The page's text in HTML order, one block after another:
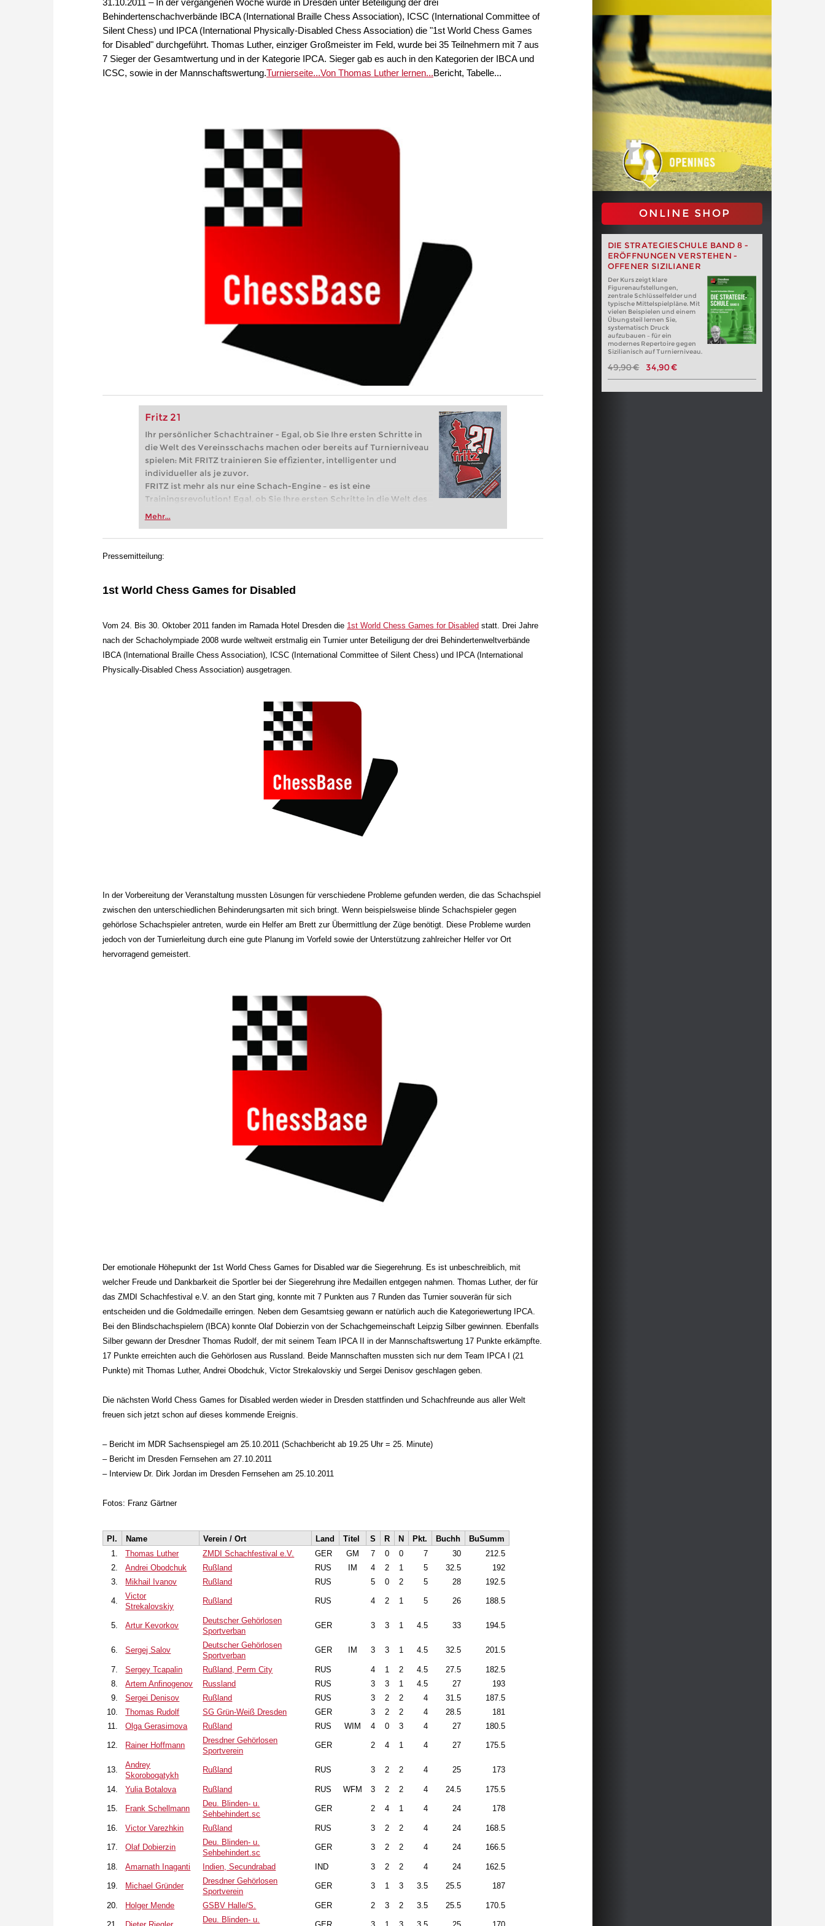
Behindertenschachverbände IBCA (International Braille Chess Association), ICSC (International Committee of
Silent Chess) und IPCA (International Physically-Disabled Chess Association) die "1st World Chess Games
for Disabled" durchgeführt. Thomas Luther, einziger Großmeister im Feld, wurde bei 35 Teilnehmern mit 7 aus
7 Sieger der Gesamtwertung und in der Kategorie IPCA. Sieger gab es auch in den Kategorien der IBCA und
ICSC, sowie in der Mannschaftswertung.Turnierseite...Von Thomas Luther lernen...Bericht, Tabelle...
Fritz 21
Ihr persönlicher Schachtrainer - Egal, ob Sie Ihre ersten Schritte in
die Welt des Vereinsschachs machen oder bereits auf Turnierniveau
spielen: Mit FRITZ trainieren Sie effizienter, intelligenter und
individueller als je zuvor.
FRITZ ist mehr als nur eine Schach-Engine – es ist eine
Trainingsrevolution! Egal, ob Sie Ihre ersten Schritte in die Welt des
Vereinsschachs machen oder bereits auf Turnierniveau spielen: Mit
zuvor.
Mehr...
ONLINE SHOP
DIE STRATEGIESCHULE BAND 8 -
ERÖFFNUNGEN VERSTEHEN -
OFFENER SIZILIANER
Der Kurs zeigt klare
Figurenaufstellungen,
zentrale Schlüsselfelder und
typische Mittelspielpläne. Mit
vielen Beispielen und einem
Übungsteil lernen Sie,
systematisch Druck
aufzubauen – für ein
modernes Repertoire gegen
Sizilianisch auf Turnierniveau.
49,90 € 34,90 €
Pressemitteilung:
1st World Chess Games for Disabled
Vom 24. Bis 30. Oktober 2011 fanden im Ramada Hotel Dresden die 1st World Chess Games for Disabled statt. Drei Jahre
nach der Schacholympiade 2008 wurde weltweit erstmalig ein Turnier unter Beteiligung der drei Behindertenweltverbände
IBCA (International Braille Chess Association), ICSC (International Committee of Silent Chess) und IPCA (International
Physically-Disabled Chess Association) ausgetragen.
In der Vorbereitung der Veranstaltung mussten Lösungen für verschiedene Probleme gefunden werden, die das Schachspiel
zwischen den unterschiedlichen Behinderungsarten mit sich bringt. Wenn beispielsweise blinde Schachspieler gegen
gehörlose Schachspieler antreten, wurde ein Helfer am Brett zur Übermittlung der Züge benötigt. Diese Probleme wurden
jedoch von der Turnierleitung durch eine gute Planung im Vorfeld sowie der Unterstützung zahlreicher Helfer vor Ort
hervorragend gemeistert.
Der emotionale Höhepunkt der 1st World Chess Games for Disabled war die Siegerehrung. Es ist unbeschreiblich, mit
welcher Freude und Dankbarkeit die Sportler bei der Siegerehrung ihre Medaillen entgegen nahmen. Thomas Luther, der für
das ZMDI Schachfestival e.V. an den Start ging, konnte mit 7 Punkten aus 7 Runden das Turnier souverän für sich
entscheiden und die Goldmedaille erringen. Neben dem Gesamtsieg gewann er natürlich auch die Kategoriewertung IPCA.
Bei den Blindschachspielern (IBCA) konnte Olaf Dobierzin von der Schachgemeinschaft Leipzig Silber gewinnen. Ebenfalls
Silber gewann der Dresdner Thomas Rudolf, der mit seinem Team IPCA II in der Mannschaftswertung 17 Punkte erkämpfte.
17 Punkte erreichten auch die Gehörlosen aus Russland. Beide Mannschaften mussten sich nur dem Team IPCA I (21
Punkte) mit Thomas Luther, Andrei Obodchuk, Victor Strekalovskiy und Sergei Denisov geschlagen geben.
Die nächsten World Chess Games for Disabled werden wieder in Dresden stattfinden und Schachfreunde aus aller Welt
freuen sich jetzt schon auf dieses kommende Ereignis.
– Bericht im MDR Sachsenspiegel am 25.10.2011 (Schachbericht ab 19.25 Uhr = 25. Minute)
– Bericht im Dresden Fernsehen am 27.10.2011
– Interview Dr. Dirk Jordan im Dresden Fernsehen am 25.10.2011
Fotos: Franz Gärtner
Pl. Name Verein / Ort Land Titel S R N Pkt. Buchh
BuSumm
1.
Thomas Luther ZMDI Schachfestival e.V. GER GM 7 0 0 7 30
212.5
2.
Andrei Obodchuk Rußland RUS IM 4 2 1 5 32.5
192
3.
Mikhail Ivanov Rußland RUS 5 0 2 5 28 192.5
4.
Victor
Strekalovskiy
Rußland RUS 4 2 1 5 26 188.5
5. Artur Kevorkov
Deutscher Gehörlosen
Sportverban
GER 3 3 1 4.5 33 194.5
6. Sergej Salov
Deutscher Gehörlosen
Sportverban
GER IM 3 3 1 4.5 32.5 201.5
7. Sergey Tcapalin Rußland, Perm City RUS 4 1 2 4.5 27.5
182.5
8.
Artem Anfinogenov Russland RUS 3 3 1 4.5 27
193
9.
Sergei Denisov Rußland RUS 3 2 2 4 31.5
187.5
10.
Thomas Rudolf SG Grün-Weiß Dresden GER 3 2 2 4 28.5
181
11.
Olga Gerasimova Rußland RUS WIM 4 0 3 4 27 180.5
12. Rainer Hoffmann
Dresdner Gehörlosen
Sportverein
GER 2 4 1 4 27 175.5
13.
Andrey
Skorobogatykh
Rußland RUS 3 2 2 4 25 173
14. Yulia Botalova Rußland RUS WFM 3 2 2 4 24.5 175.5
15. Frank Schellmann
Deu. Blinden- u.
Sehbehindert.sc
GER 2 4 1 4 24 178
16. Victor Varezhkin Rußland RUS 3 2 2 4 24 168.5
17. Olaf Dobierzin
Deu. Blinden- u.
Sehbehindert.sc
GER 3 2 2 4 24 166.5
18. Amarnath Inaganti Indien, Secundrabad IND 3 2 2 4 24 162.5
19. Michael Gründer
Dresdner Gehörlosen
Sportverein
GER 3 1 3 3.5 25.5 187
20. Holger Mende GSBV Halle/S. GER 2 3 2 3.5 25.5 170.5
Deu. Blinden- u.